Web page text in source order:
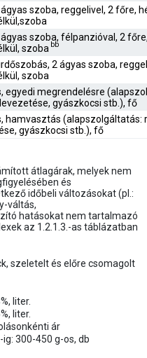
szoba, reggelivel, 2 főre,
szoba, félpanzióval, 2
szoba bb
2 ágyas szoba,
szoba
egyedi megrendelésre
gyászkocsi stb.), fő
hamvasztás (alapszolgáltatás:
gyászkocsi stb.), fő
átlagárak, melyek nem
és
időbeli változásokat (pl.:
váltás,
hatásokat nem tartalmazó
az 1.2.1.3.-as táblázatban
szeletelt és előre csomagolt
liter.
liter.
ár
300-450 g-os, db